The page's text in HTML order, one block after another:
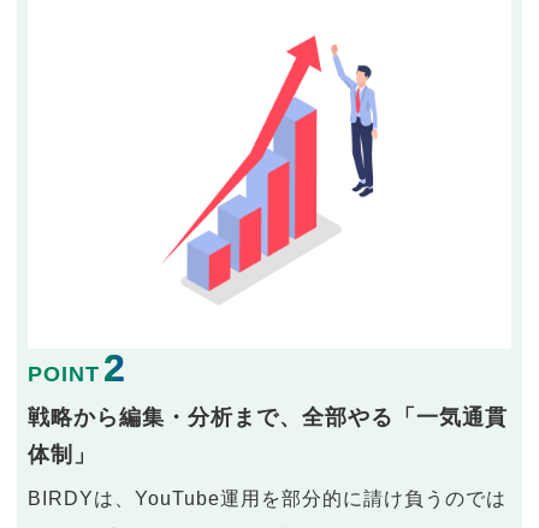
POINT 2
戦略から編集・分析まで、全部やる「一気通貫
体制」
BIRDYは、YouTube運用を部分的に請け負うのでは